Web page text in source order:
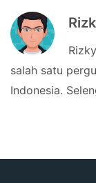
salah satu
Indonesia.